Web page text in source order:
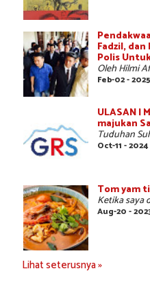
Fadzil,
Polis
Oleh Hilmi
Feb-02 -
ULASAN |
majukan
Tuduhan
Oct-11 - 2024
Tom yam
Ketika saya
Aug-20 -
Lihat seterusnya »